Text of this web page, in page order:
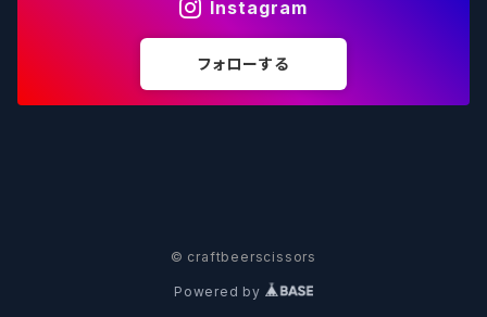
ウェストコーストブルーイング -WCB
Tokyo AleWorks -トウキョウエールワークス
Brewski ブリュースキー
SierraNevada -シエラネバダ
Buxton - バクストン
Isthmus イスムス
Mountain Culture マウンテンカルチャー
Electric Bicycle エレクトリックバイシクル
33 Brewing Experiment
Tucher トゥーハー
Instagram
フォローする
© craftbeerscissors
Powered by